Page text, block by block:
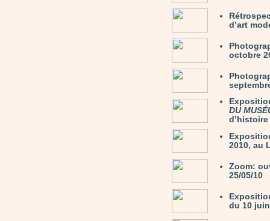
d’art
octobre
DU
2010, au
Zoom:
25/05/10
du 10